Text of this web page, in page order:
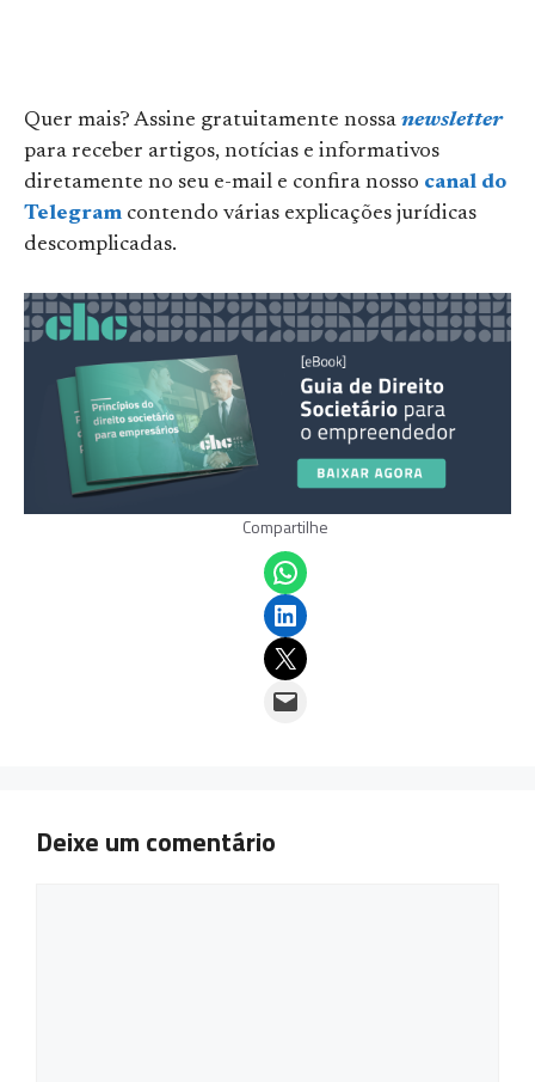
Quer mais? Assine gratuitamente nossa newsletter
para receber artigos, notícias e informativos
diretamente no seu e-mail e confira nosso canal do
Telegram contendo várias explicações jurídicas
descomplicadas.
Compartilhe
Share on WhatsApp
Share on LinkedIn
Email this Page
Email this Page
Deixe um comentário